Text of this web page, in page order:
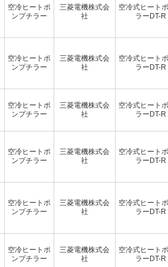
空冷ヒートポ
ンプチラー
三菱電機株式会
社
空冷式ヒート
ラーDT-
空冷ヒートポ
ンプチラー
三菱電機株式会
社
空冷式ヒート
ラーDT-
空冷ヒートポ
ンプチラー
三菱電機株式会
社
空冷式ヒート
ラーDT-
空冷ヒートポ
ンプチラー
三菱電機株式会
社
空冷式ヒート
ラーDT-
空冷ヒートポ
ンプチラー
三菱電機株式会
社
空冷式ヒート
ラーDT-
空冷ヒートポ
ンプチラー
三菱電機株式会
社
空冷式ヒート
ラーDT-